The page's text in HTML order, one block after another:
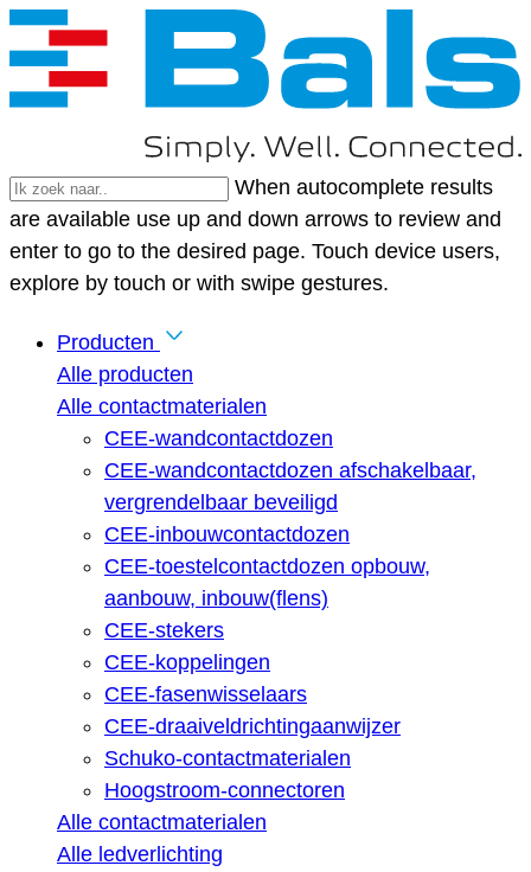
When autocomplete results
are available use up and down arrows to review and
enter to go to the desired page. Touch device users,
explore by touch or with swipe gestures.
Producten
Alle producten
Alle contactmaterialen
CEE-wandcontactdozen
CEE-wandcontactdozen afschakelbaar,
vergrendelbaar beveiligd
CEE-inbouwcontactdozen
CEE-toestelcontactdozen opbouw,
aanbouw, inbouw(flens)
CEE-stekers
CEE-koppelingen
CEE-fasenwisselaars
CEE-draaiveldrichtingaanwijzer
Schuko-contactmaterialen
Hoogstroom-connectoren
Alle contactmaterialen
Alle ledverlichting